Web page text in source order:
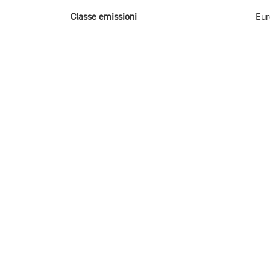
Classe emissioni